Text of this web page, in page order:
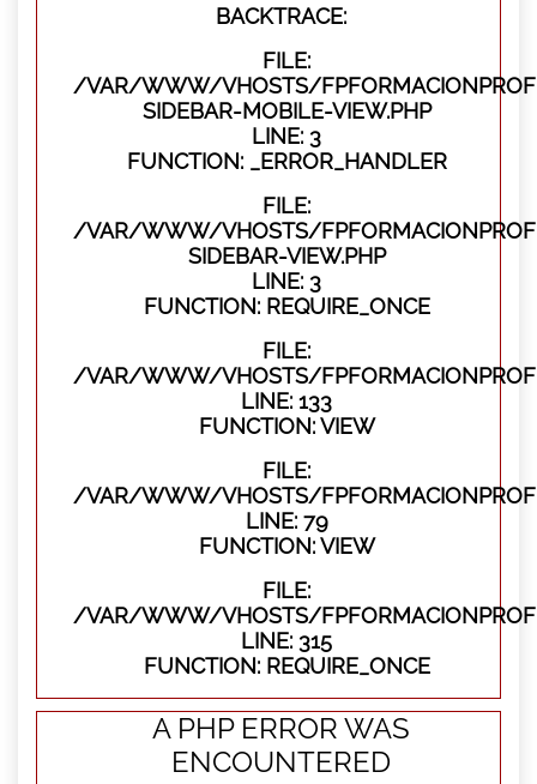
BACKTRACE:
FILE:
/VAR/WWW/VHOSTS/
SIDEBAR-MOBILE-VIEW.PHP
LINE: 3
FUNCTION: _ERROR_HANDLER
FILE:
/VAR/WWW/VHOSTS/
SIDEBAR-VIEW.PHP
LINE: 3
FUNCTION: REQUIRE_ONCE
FILE:
/VAR/WWW/VHOSTS/
LINE: 133
FUNCTION: VIEW
FILE:
/VAR/WWW/VHOSTS/
LINE: 79
FUNCTION: VIEW
FILE:
/VAR/WWW/VHOSTS/
LINE: 315
FUNCTION: REQUIRE_ONCE
A PHP ERROR WAS
ENCOUNTERED